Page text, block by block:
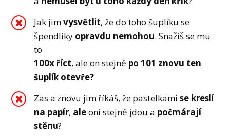
Jak jimvysvětlit, že do toho šuplíku se
špendlíky opravdu nemohou. Snažíš se mu
to
100x říct, ale on stejně po 101 znovu ten
šuplík otevře?
Zas a znovu jim říkáš, že pastelkamise kreslí
na papír, aleoni stejně jdou a počmárají
stěnu?